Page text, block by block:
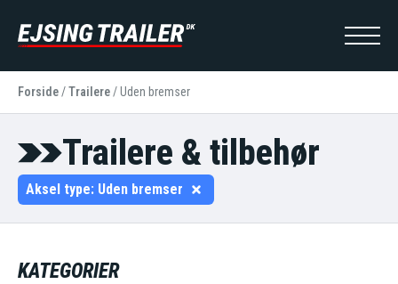
Forside/Trailere/Uden bremser
Trailere & tilbehør
Aksel type: Uden bremser
KATEGORIER